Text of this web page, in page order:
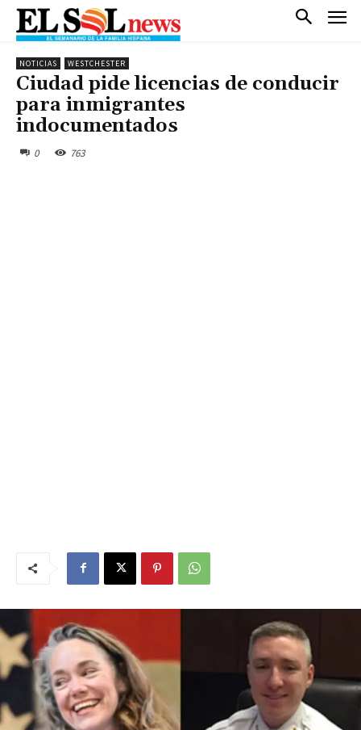
NOTICIAS WESTCHESTER
Ciudad pide licencias de conducir
para inmigrantes
indocumentados
0 763